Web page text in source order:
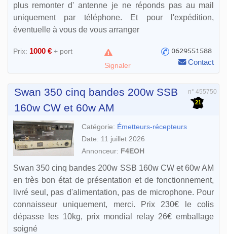
plus remonter d' antenne je ne réponds pas au mail
uniquement par téléphone. Et pour l'expédition,
éventuelle à vous de vous arranger
Prix: 1000 € + port
Signaler
Contact
Swan 350 cinq bandes 200w SSB
160w CW et 60w AM
n° 455750
21
Catégorie: Émetteurs-récepteurs
Date: 11 juillet 2026
Annonceur: F4EOH
Swan 350 cinq bandes 200w SSB 160w CW et 60w AM
en très bon état de présentation et de fonctionnement,
livré seul, pas d'alimentation, pas de microphone. Pour
connaisseur uniquement, merci. Prix 230€ le colis
dépasse les 10kg, prix mondial relay 26€ emballage
soigné